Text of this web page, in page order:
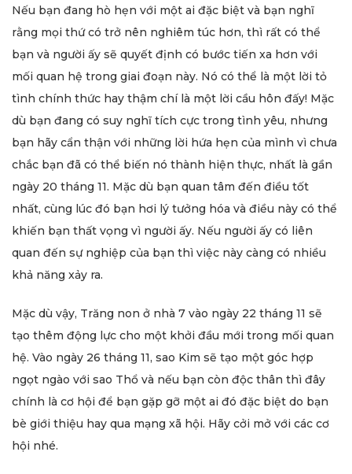
Nếu bạn đang hò hẹn với một ai đặc biệt và bạn nghĩ
rằng mọi thứ có trở nên nghiêm túc hơn, thì rất có thể
bạn và người ấy sẽ quyết định có bước tiến xa hơn với
mối quan hệ trong giai đoạn này. Nó có thể là một lời tỏ
tình chính thức hay thậm chí là một lời cầu hôn đấy! Mặc
dù bạn đang có suy nghĩ tích cực trong tình yêu, nhưng
bạn hãy cẩn thận với những lời hứa hẹn của mình vì chưa
chắc bạn đã có thể biến nó thành hiện thực, nhất là gần
ngày 20 tháng 11. Mặc dù bạn quan tâm đến điều tốt
nhất, cùng lúc đó bạn hơi lý tưởng hóa và điều này có thể
khiến bạn thất vọng vì người ấy. Nếu người ấy có liên
quan đến sự nghiệp của bạn thì việc này càng có nhiều
khả năng xảy ra.
Mặc dù vậy, Trăng non ở nhà 7 vào ngày 22 tháng 11 sẽ
tạo thêm động lực cho một khởi đầu mới trong mối quan
hệ. Vào ngày 26 tháng 11, sao Kim sẽ tạo một góc hợp
ngọt ngào với sao Thổ và nếu bạn còn độc thân thì đây
chính là cơ hội để bạn gặp gỡ một ai đó đặc biệt do bạn
bè giới thiệu hay qua mạng xã hội. Hãy cởi mở với các cơ
hội nhé.